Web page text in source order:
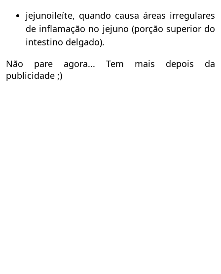
jejunoileíte, quando causa áreas irregulares
de inflamação no jejuno (porção superior do
intestino delgado).
Não pare agora... Tem mais depois da
publicidade ;)